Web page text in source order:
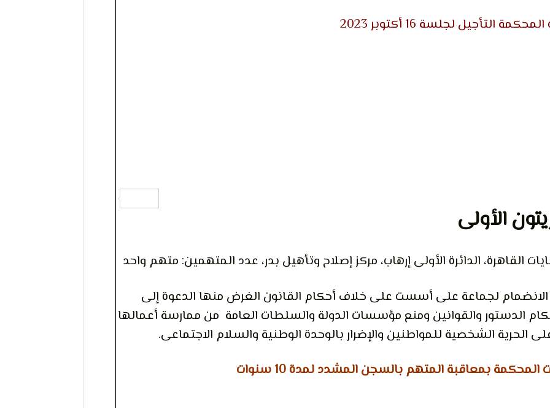
التأجيل لجلسة 16 أكتوبر 2023
الأولى
القاهرة، الدائرة الأولى إرهاب، مركز إصلاح وتأهيل بدر، عدد المتهمين: متهم واحد
الانضمام لجماعة على أسست على خلاف أحكام القانون الغرض منها الدعوة إلى
الدستور والقوانين ومنع مؤسسات الدولة والسلطات العامة من ممارسة أعمالها
الحرية الشخصية للمواطنين والإضرار بالوحدة الوطنية والسلام الاجتماعى.
المحكمة بمعاقبة المتهم بالسجن المشدد لمدة 10 سنوات